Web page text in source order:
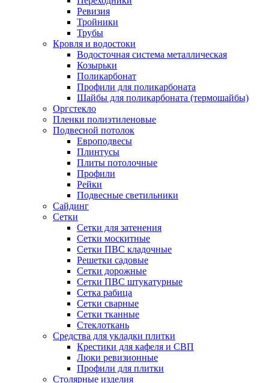
Ревизия
Тройники
Трубы
Кровля и водостоки
Водосточная система металлическая
Козырьки
Поликарбонат
Профили для поликарбоната
Шайбы для поликарбоната (термошайбы)
Оргстекло
Пленки полиэтиленовые
Подвесной потолок
Европодвесы
Плинтусы
Плиты потолочные
Профили
Рейки
Подвесные светильники
Сайдинг
Сетки
Сетки для затенения
Сетки москитные
Сетки ПВС кладочные
Решетки садовые
Сетки дорожные
Сетки ПВС штукатурные
Сетка рабица
Сетки сварные
Сетки тканные
Стеклоткань
Средства для укладки плитки
Крестики для кафеля и СВП
Люки ревизионные
Профили для плитки
Столярные изделия